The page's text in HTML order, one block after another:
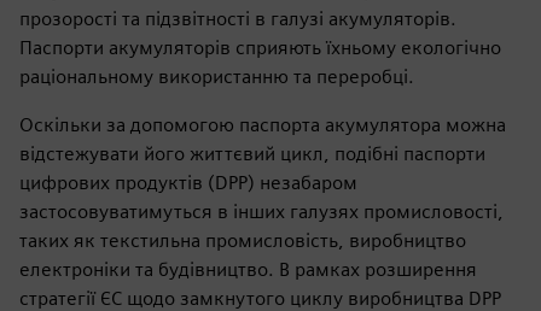
прозорості та підзвітності в галузі акумуляторів.
Паспорти акумуляторів сприяють їхньому екологічно
раціональному використанню та переробці.
Оскільки за допомогою паспорта акумулятора можна
відстежувати його життєвий цикл, подібні паспорти
цифрових продуктів (DPP) незабаром
застосовуватимуться в інших галузях промисловості,
таких як текстильна промисловість, виробництво
електроніки та будівництво. В рамках розширення
стратегії ЄС щодо замкнутого циклу виробництва DPP